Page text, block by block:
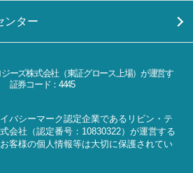
ンター
ーズ株式会社（東証グロース上場）が運営す
券コード：4445
バシーマーク認定企業であるリビン・テ
会社（認定番号：10830322）が運営する
客様の個人情報等は大切に保護されてい